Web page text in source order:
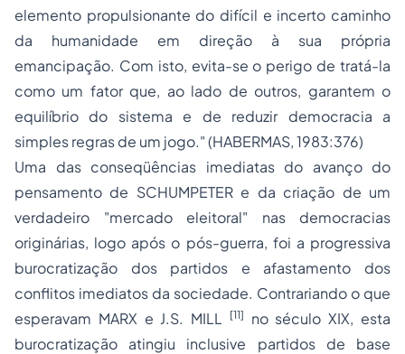
elemento propulsionante do difícil e incerto caminho
da humanidade em direção à sua própria
emancipação. Com isto, evita-se o perigo de tratá-la
como um fator que, ao lado de outros, garantem o
equilíbrio do sistema e de reduzir democracia a
simples regras de um jogo." (HABERMAS, 1983:376)
Uma das conseqüências imediatas do avanço do
pensamento de SCHUMPETER e da criação de um
verdadeiro "mercado eleitoral" nas democracias
originárias, logo após o pós-guerra, foi a progressiva
burocratização dos partidos e afastamento dos
conflitos imediatos da sociedade. Contrariando o que
esperavam MARX e J.S. MILL
[11]
no século XIX, esta
burocratização atingiu inclusive partidos de base